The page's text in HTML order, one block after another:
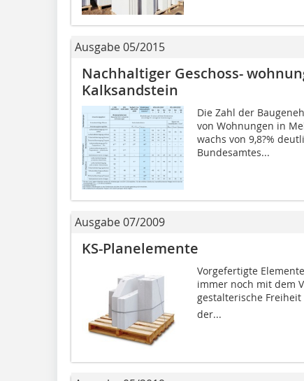
Ausgabe 05/2015
Nachhaltiger Geschoss-
Kalksandstein
Die Zahl der
von Wohnungen in
wachs von 9,8?%
Bundesamtes...
Ausgabe 07/2009
KS-Planelemente
Vorgefertigte
immer noch mit dem
gestalterische
der...